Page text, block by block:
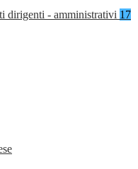
dirigenti - amministrativi 17